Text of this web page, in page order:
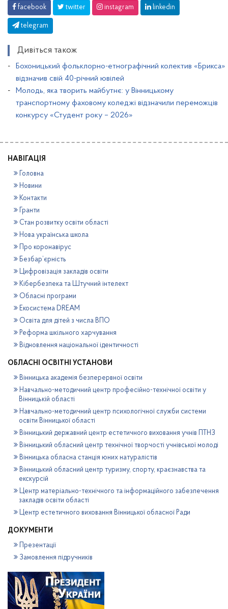
facebook twitter instagram linkedin
telegram
Дивіться також
Бохоницький фольклорно-етнографічний колектив «Брикса»
відзначив свій 40-річний ювілей
Молодь, яка творить майбутнє: у Вінницькому
транспортному фаховому коледжі відзначили переможців
конкурсу «Студент року – 2026»
НАВІГАЦІЯ
Головна
Новини
Контакти
Гранти
Стан розвитку освіти області
Нова українська школа
Про коронавірус
Безбар’єрність
Цифровізація закладів освіти
Кібербезпека та Штучний інтелект
Обласні програми
Екосистема DREAM
Освіта для дітей з числа ВПО
Реформа шкільного харчування
Відновлення національної ідентичності
ОБЛАСНІ ОСВІТНІ УСТАНОВИ
Вінницька академія безперервної освіти
Навчально-методичний центр професійно-технічної освіти у
Вінницькій області
Навчально-методичний центр психологічної служби системи
освіти Вінницької області
Вінницький державний центр естетичного виховання учнів ПТНЗ
Вінницький обласний центр технічної творчості учнівської молоді
Вінницька обласна станція юних натуралістів
Вінницький обласний центр туризму, спорту, краєзнавства та
екскурсій
Центр матеріально-технічного та інформаційного забезпечення
закладів освіти області
Центр естетичного виховання Вінницької обласної Ради
ДОКУМЕНТИ
Презентації
Замовлення підручників